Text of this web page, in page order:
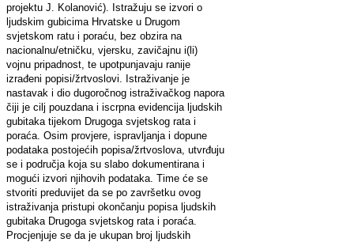
projektu J. Kolanović). Istražuju se izvori o
ljudskim gubicima Hrvatske u Drugom
svjetskom ratu i poraću, bez obzira na
nacionalnu/etničku, vjersku, zavičajnu i(li)
vojnu pripadnost, te upotpunjavaju ranije
izrađeni popisi/žrtvoslovi. Istraživanje je
nastavak i dio dugoročnog istraživačkog napora
čiji je cilj pouzdana i iscrpna evidencija ljudskih
gubitaka tijekom Drugoga svjetskog rata i
poraća. Osim provjere, ispravljanja i dopune
podataka postojećih popisa/žrtvoslova, utvrđuju
se i područja koja su slabo dokumentirana i
mogući izvori njihovih podataka. Time će se
stvoriti preduvijet da se po završetku ovog
istraživanja pristupi okončanju popisa ljudskih
gubitaka Drugoga svjetskog rata i poraća.
Procjenjuje se da je ukupan broj ljudskih